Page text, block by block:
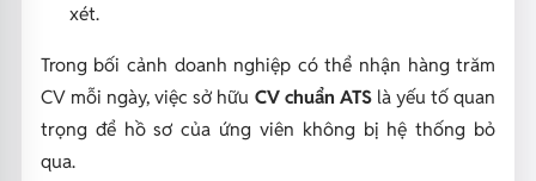
xét.
Trong bối cảnh doanh nghiệp có thể nhận hàng trăm
CV mỗi ngày, việc sở hữu CV chuẩn ATSlà yếu tố quan
trọng để hồ sơ của ứng viên không bị hệ thống bỏ
qua.